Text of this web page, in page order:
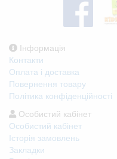
Інформація
Контакти
Оплата і доставка
Повернення товару
Політика конфіденційності
Особистий кабінет
Особистий кабінет
Історія замовлень
Закладки